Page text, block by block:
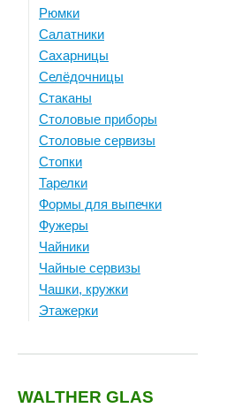
Рюмки
Салатники
Сахарницы
Селёдочницы
Стаканы
Столовые приборы
Столовые сервизы
Стопки
Тарелки
Формы для выпечки
Фужеры
Чайники
Чайные сервизы
Чашки, кружки
Этажерки
WALTHER GLAS